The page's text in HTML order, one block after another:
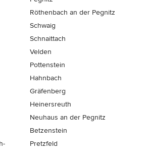
Röthenbach an der Pegnitz
Schwaig
Schnaittach
Velden
Pottenstein
Hahnbach
Gräfenberg
Heinersreuth
Neuhaus an der Pegnitz
Betzenstein
Pretzfeld